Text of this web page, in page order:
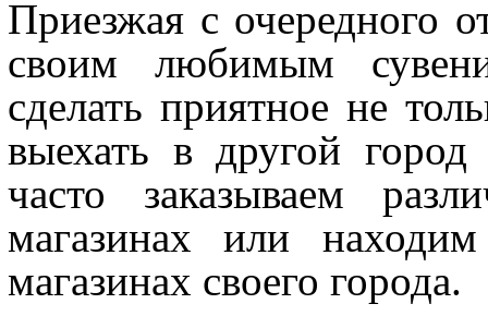
Приезжая с очередного
своим любимым
сделать приятное не
выехать в другой
часто заказываем
магазинах или
магазинах своего города.